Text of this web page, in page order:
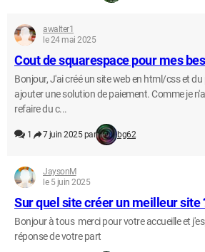
awalter1
le 24 mai 2025
Cout de squarespace pour mes
Bonjour, J'ai créé un site web en html/css et
ajouter une solution de paiement. Comme je
refaire du c...
1 7 juin 2025 par bg62
JaysonM
le 5 juin 2025
Sur quel site créer un meilleur site
Bonjour à tous merci pour votre accueille et
réponse de votre part